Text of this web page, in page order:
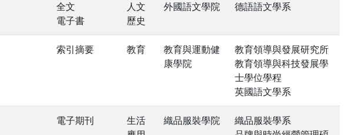
全文
電子書
人文
歷史
外國語文學院 德語語文學系
索引摘要 教育
教育與運動健
康學院
教育領導與發展研究所
教育領導與科技發展學
士學位學程
英國語文學系
電子期刊
生活
織品服裝學院
織品服裝學系